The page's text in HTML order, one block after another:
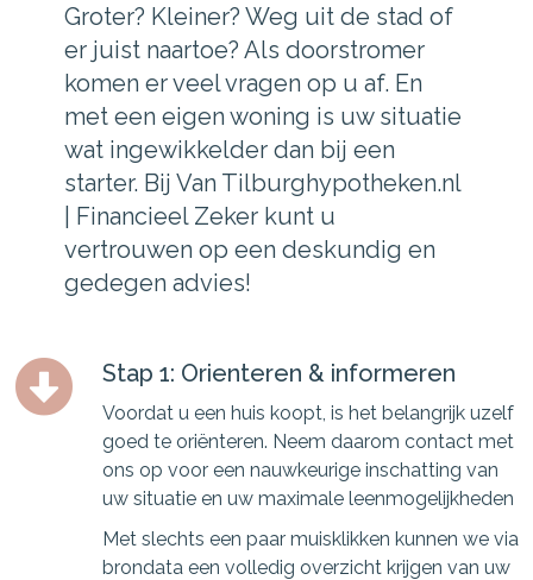
Groter? Kleiner? Weg uit de stad of
er juist naartoe? Als doorstromer
komen er veel vragen op u af. En
met een eigen woning is uw situatie
wat ingewikkelder dan bij een
starter. Bij Van Tilburghypotheken.nl
| Financieel Zeker kunt u
vertrouwen op een deskundig en
gedegen advies!
Stap 1: Orienteren & informeren
Voordat u een huis koopt, is het belangrijk uzelf
goed te oriënteren. Neem daarom contact met
ons op voor een nauwkeurige inschatting van
uw situatie en uw maximale leenmogelijkheden
Met slechts een paar muisklikken kunnen we via
brondata een volledig overzicht krijgen van uw